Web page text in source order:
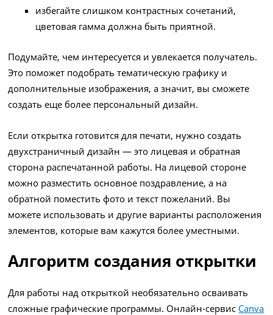
избегайте слишком контрастных сочетаний,
цветовая гамма должна быть приятной.
Подумайте, чем интересуется и увлекается получатель.
Это поможет подобрать тематическую графику и
дополнительные изображения, а значит, вы сможете
создать еще более персональный дизайн.
Если открытка готовится для печати, нужно создать
двухстраничный дизайн — это лицевая и обратная
сторона распечатанной работы. На лицевой стороне
можно разместить основное поздравление, а на
обратной поместить фото и текст пожеланий. Вы
можете использовать и другие варианты расположения
элементов, которые вам кажутся более уместными.
Алгоритм создания открытки
Для работы над открыткой необязательно осваивать
сложные графические программы. Онлайн-сервис Canva